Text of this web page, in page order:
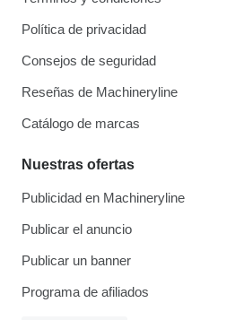
Política de privacidad
Consejos de seguridad
Reseñas de Machineryline
Catálogo de marcas
Nuestras ofertas
Publicidad en Machineryline
Publicar el anuncio
Publicar un banner
Programa de afiliados